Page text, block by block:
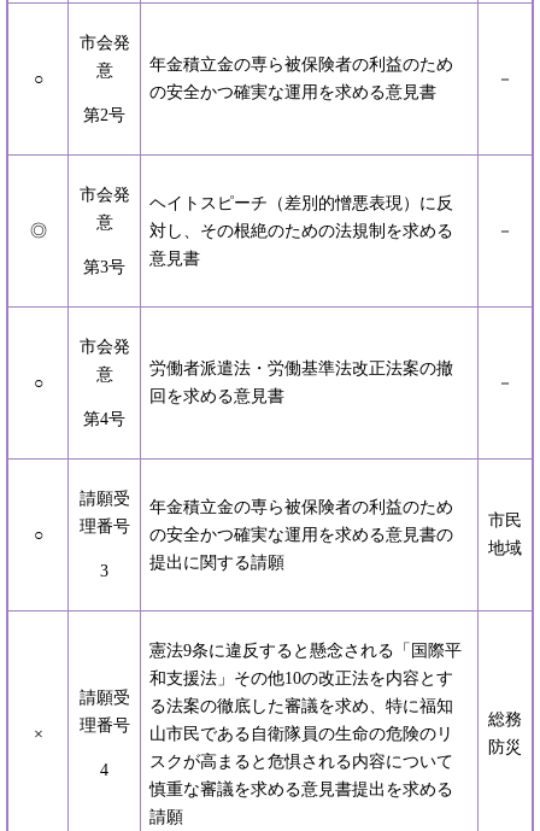
○
市会発
意
第2号
年金積立金の専ら被保険者の利益のため
の安全かつ確実な運用を求める意見書
－
◎
市会発
意
第3号
ヘイトスピーチ（差別的憎悪表現）に反
対し、その根絶のための法規制を求める
意見書
－
○
市会発
意
第4号
労働者派遣法・労働基準法改正法案の撤
回を求める意見書
－
○
請願受
理番号
3
年金積立金の専ら被保険者の利益のため
の安全かつ確実な運用を求める意見書の
提出に関する請願
市民
地域
×
請願受
理番号
4
憲法9条に違反すると懸念される「国際平
和支援法」その他10の改正法を内容とす
る法案の徹底した審議を求め、特に福知
山市民である自衛隊員の生命の危険のリ
スクが高まると危惧される内容について
慎重な審議を求める意見書提出を求める
請願
総務
防災